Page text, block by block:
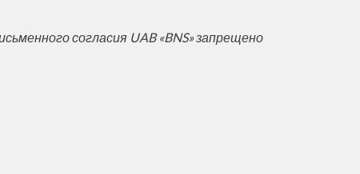
согласия UAB «BNS» запрещено